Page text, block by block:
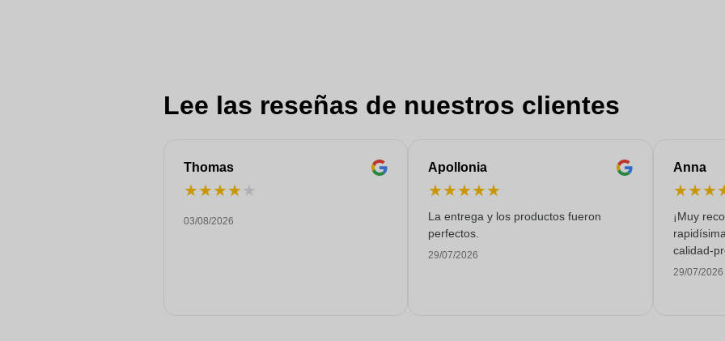
Lee las reseñas de nuestros clientes
Thomas
★★★★★
03/08/2026
Apollonia
★★★★★
La entrega y los productos fueron
perfectos.
29/07/2026
Anna
★★★
¡Muy
calidad-
29/07/2026